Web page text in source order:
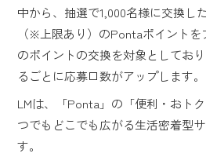
中から、抽選で1,000名様に交換し
（※上限あり）のPontaポイント
のポイントの交換を対象としてお
るごとに応募口数がアップします。
LMは、「Ponta」の「便利・おト
つでもどこでも広がる生活密着型
す。